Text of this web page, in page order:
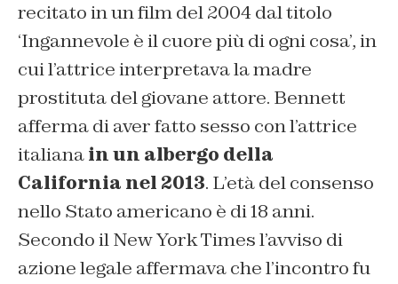
recitato in un film del 2004 dal titolo
‘Ingannevole è il cuore più di ogni cosa’, in
cui l’attrice interpretava la madre
prostituta del giovane attore. Bennett
afferma di aver fatto sesso con l’attrice
italianain un albergo della
California nel 2013. L’età del consenso
nello Stato americano è di 18 anni.
Secondo il New York Times l’avviso di
azione legale affermava che l’incontro fu